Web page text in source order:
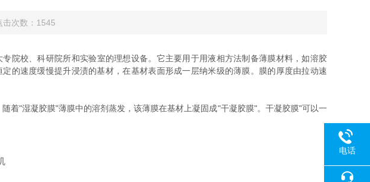
次数：1545
院校、科研院所和实验室的理想设备。它主要用于用液相方法制备薄膜材料，如溶胶
的速度缓慢提升浸渍的基材，在基材表面形成一层纳米级的薄膜。膜的厚度由拉动速
"湿凝胶膜"薄膜中的溶剂蒸发，该薄膜在基材上凝固成"干凝胶膜"。干凝胶膜"可以一
电话